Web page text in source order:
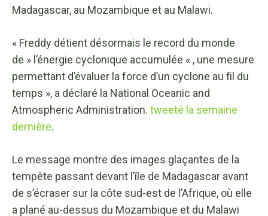
Madagascar, au Mozambique et au Malawi.
« Freddy détient désormais le record du monde
de » l’énergie cyclonique accumulée « , une mesure
permettant d’évaluer la force d’un cyclone au fil du
temps », a déclaré la National Oceanic and
Atmospheric Administration. tweeté la semaine
dernière.
Le message montre des images glaçantes de la
tempête passant devant l’île de Madagascar avant
de s’écraser sur la côte sud-est de l’Afrique, où elle
a plané au-dessus du Mozambique et du Malawi